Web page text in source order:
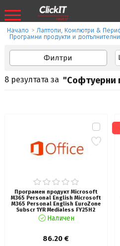
Начало > Лаптопи, Компютри &
Програмни продукти и
Филтри
8 резултата за "Софтуерни
Програмен продукт Microsoft
M365 Personal English Microsoft
M365 Personal English EuroZone
Subscr 1YR Medialess FY25H2
Наличен
86.20 €